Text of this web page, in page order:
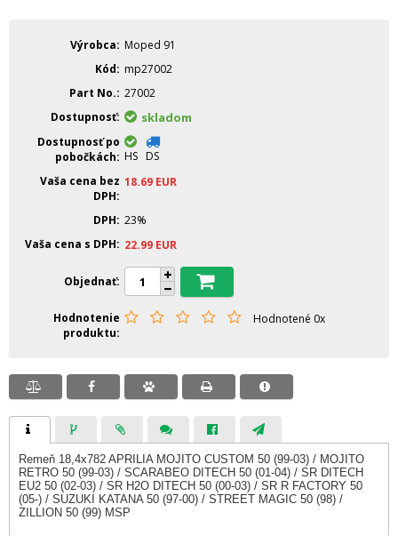
Výrobca
Moped 91
Kód
mp27002
Part No. 27002
Dostupnosť
skladom
Dostupnosť po
pobočkách
HS DS
Vaša cena bez
DPH
18.69 EUR
DPH 23%
Vaša cena s DPH
22.99 EUR
Objednať
Hodnotenie
produktu
Hodnotené 0x
Remeň 18,4x782 APRILIA MOJITO CUSTOM 50 (99-03) / MOJITO
RETRO 50 (99-03) / SCARABEO DITECH 50 (01-04) / SR DITECH
EU2 50 (02-03) / SR H2O DITECH 50 (00-03) / SR R FACTORY 50
(05-) / SUZUKI KATANA 50 (97-00) / STREET MAGIC 50 (98) /
ZILLION 50 (99) MSP